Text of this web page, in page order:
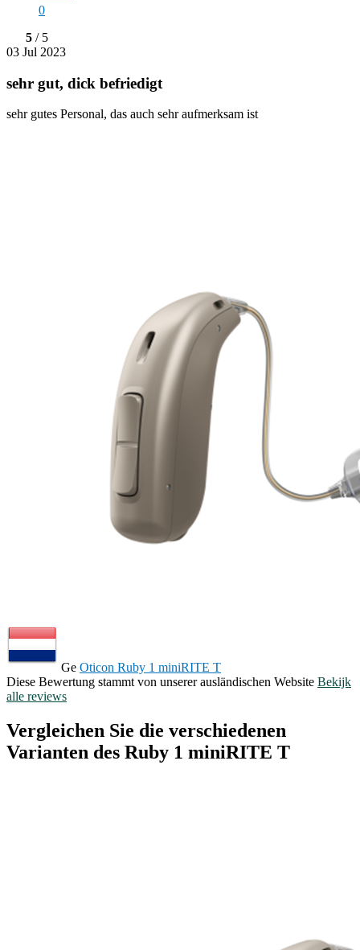
0
5 / 5
03 Jul 2023
sehr gut, dick befriedigt
sehr gutes Personal, das auch sehr aufmerksam ist
Ge Oticon Ruby 1 miniRITE T
Diese Bewertung stammt von unserer ausländischen Website Bekijk
alle reviews
Vergleichen Sie die verschiedenen
Varianten des Ruby 1 miniRITE T